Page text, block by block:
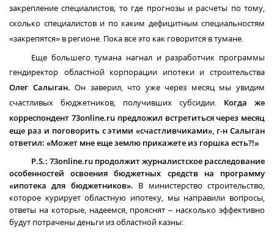
закрепление специалистов, то где прогнозы и расчеты по тому,
сколько специалистов и по каким дефицитным специальностям
«закрепятся» в регионе. Пока все это как говорится в тумане.
Еще большего тумана нагнал и разработчик программы
гендиректор областной корпорации ипотеки и строительства
Олег Салыган.Он заверил, что уже через месяц мы увидим
счастливых бюджетников, получивших субсидии.
Когда же
корреспондент 73online.ru предложил встретиться через месяц
еще раз и поговорить с этими «счастливчиками», г-н Салыган
ответил: «Может мне еще землю прикажете из горшка есть?!»
P.S.: 73online.ru продолжит журналистское расследование
особенностей освоения бюджетных средств на программу
«ипотека для бюджетников». В министерство строительство,
которое курирует областную ипотеку, мы направили вопросы,
ответы на которые, надеемся, прояснят – насколько эффективно
будут потрачены деньги из областной казны: